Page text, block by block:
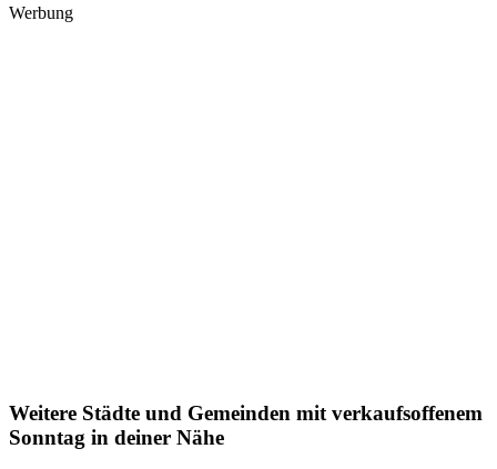
Werbung
Weitere Städte und Gemeinden mit verkaufsoffenem
Sonntag in deiner Nähe